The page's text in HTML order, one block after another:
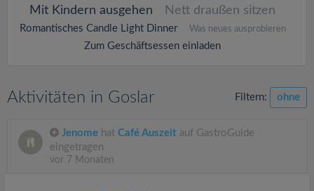
Mit Kindern ausgehen Nett draußen sitzen
Romantisches Candle Light Dinner Was neues ausprobieren
Zum Geschäftsessen einladen
Aktivitäten in Goslar Filtern: ohne
Jenome hat Café Auszeit auf GastroGuide
eingetragen
vor 7 Monaten